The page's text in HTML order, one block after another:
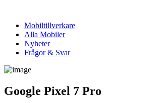
Mobiltillverkare
Alla Mobiler
Nyheter
Frågor & Svar
Google Pixel 7 Pro